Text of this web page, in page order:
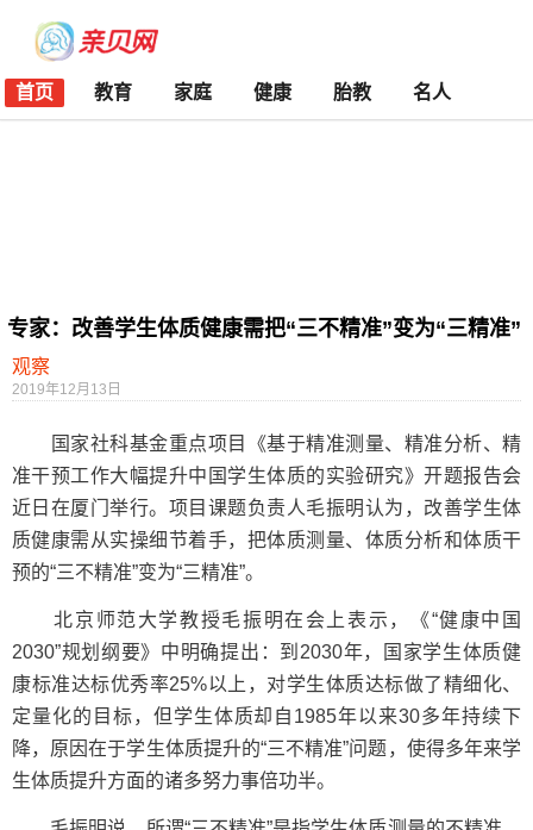
首页 教育 家庭 健康 胎教 名人
专家：改善学生体质健康需把“三不精准”变为“三精准”
观察
2019年12月13日
国家社科基金重点项目《基于精准测量、精准分析、精
准干预工作大幅提升中国学生体质的实验研究》开题报告会
近日在厦门举行。项目课题负责人毛振明认为，改善学生体
质健康需从实操细节着手，把体质测量、体质分析和体质干
预的“三不精准”变为“三精准”。
北京师范大学教授毛振明在会上表示，《“健康中国
2030”规划纲要》中明确提出：到2030年，国家学生体质健
康标准达标优秀率25%以上，对学生体质达标做了精细化、
定量化的目标，但学生体质却自1985年以来30多年持续下
降，原因在于学生体质提升的“三不精准”问题，使得多年来学
生体质提升方面的诸多努力事倍功半。